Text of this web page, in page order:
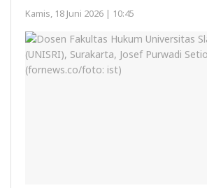
Kamis, 18 Juni 2026 | 10:45